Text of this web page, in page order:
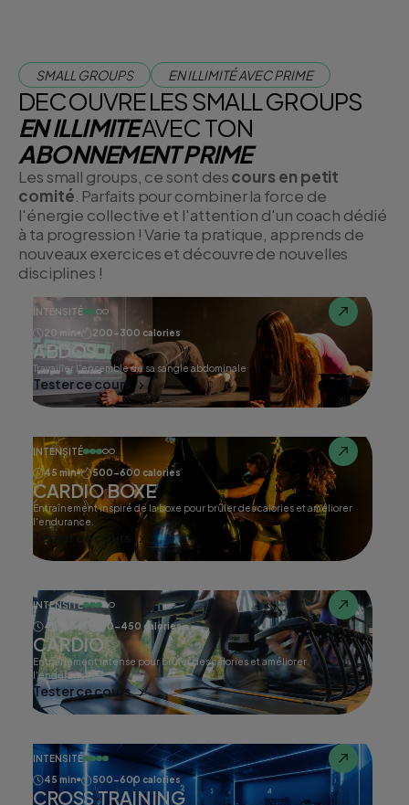
SMALL GROUPS EN ILLIMITÉ AVEC PRIME
DECOUVRE LES SMALL GROUPS
EN ILLIMITEAVEC TON
ABONNEMENT PRIME
Les small groups, ce sont descours en petit
comité . Parfaits pour combiner la force de
l'énergie collective et l'attention d'un coach dédié
à ta progression ! Varie ta pratique, apprends de
nouveaux exercices et découvre de nouvelles
disciplines !
INTENSITÉ
20 min
200-300 calories
ABDOS
Travailler l'ensemble de sa sangle abdominale
Tester ce cours
INTENSITÉ
45 min
500-600 calories
CARDIO BOXE
Entraînement inspiré de la boxe pour brûler des calories et améliorer
l'endurance.
Tester ce cours
INTENSITÉ
45 min
400-450 calories
CARDIO
Entraînement intense pour brûler des calories et améliorer
l'endurance.
Tester ce cours
INTENSITÉ
45 min
500-600 calories
CROSS TRAINING